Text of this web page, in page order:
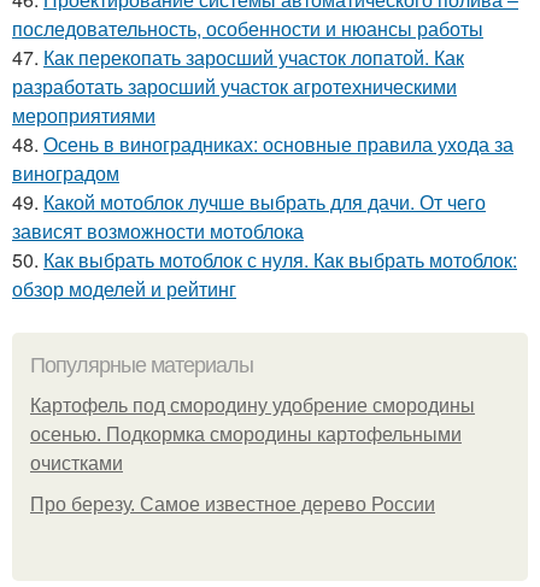
последовательность, особенности и нюансы работы
47. Как перекопать заросший участок лопатой. Как
разработать заросший участок агротехническими
мероприятиями
48. Осень в виноградниках: основные правила ухода за
виноградом
49. Какой мотоблок лучше выбрать для дачи. От чего
зависят возможности мотоблока
50. Как выбрать мотоблок с нуля. Как выбрать мотоблок:
обзор моделей и рейтинг
Популярные материалы
Картофель под смородину удобрение смородины
осенью. Подкормка смородины картофельными
очистками
Про березу. Самое известное дерево России